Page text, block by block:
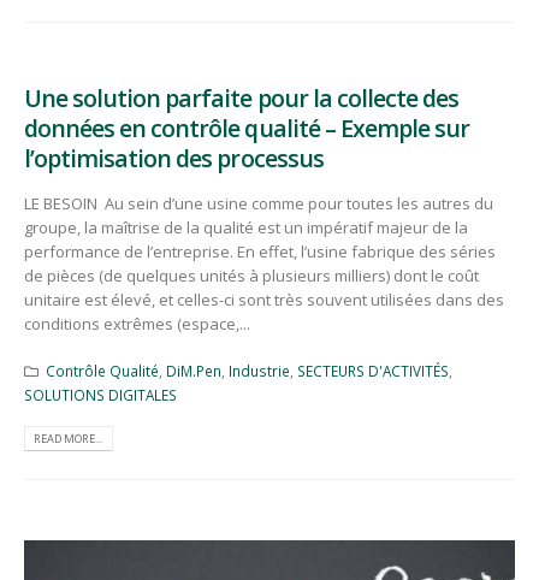
Une solution parfaite pour la collecte des
données en contrôle qualité – Exemple sur
l’optimisation des processus
LE BESOIN Au sein d’une usine comme pour toutes les autres du
groupe, la maîtrise de la qualité est un impératif majeur de la
performance de l’entreprise. En effet, l’usine fabrique des séries
de pièces (de quelques unités à plusieurs milliers) dont le coût
unitaire est élevé, et celles-ci sont très souvent utilisées dans des
conditions extrêmes (espace,...
Contrôle Qualité DiM.Pen Industrie SECTEURS D'ACTIVITÉS
SOLUTIONS DIGITALES
READ MORE...